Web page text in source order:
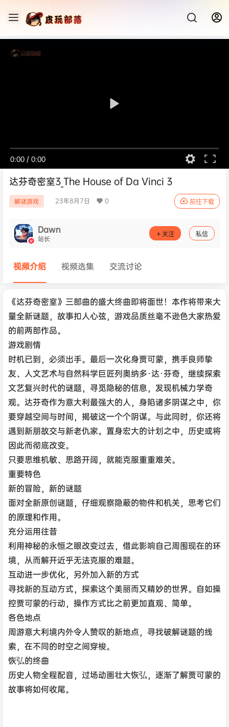
0:00 / 0:00
达芬奇密室3_The House of Da Vinci 3
解谜游戏 23年8月7日 0 前往下载
Dawn
站长 关注 私信
视频介绍 视频选集 交流讨论
《达芬奇密室》三部曲的盛大终曲即将面世！本作将带来大
量全新谜题，故事扣人心弦，游戏品质丝毫不逊色大家热爱
的前两部作品。
游戏剧情
时机已到，必须出手。最后一次化身贾可蒙，携手良师挚
友、人文艺术与自然科学巨匠列奥纳多·达·芬奇，继续探索
文艺复兴时代的谜题，寻觅隐秘的信息，发现机械力学奇
观。达芬奇作为意大利最强大的人，身陷诸多阴谋之中，你
要穿越空间与时间，揭破这一个个阴谋。与此同时，你还将
遇到新朋故交与新老仇家。置身宏大的计划之中，历史或将
因此而彻底改变。
只要思维机敏、思路开阔，就能克服重重难关。
重要特色
新的冒险，新的谜题
面对全新原创谜题，仔细观察隐蔽的物件和机关，思考它们
的原理和作用。
充分运用往昔
利用神秘的永恒之眼改变过去，借此影响自己周围现在的环
境，从而解开近乎无法克服的难题。
互动进一步优化，另外加入新的方式
寻找新的互动方式，探索这个美丽而又精妙的世界。自如操
控贾可蒙的行动，操作方式比之前更加直观、简单。
各色地点
周游意大利境内外令人赞叹的新地点，寻找破解谜题的线
索，在不同的时空之间穿梭。
恢弘的终曲
历史人物全程配音，过场动画壮大恢弘，逐渐了解贾可蒙的
故事将如何收尾。